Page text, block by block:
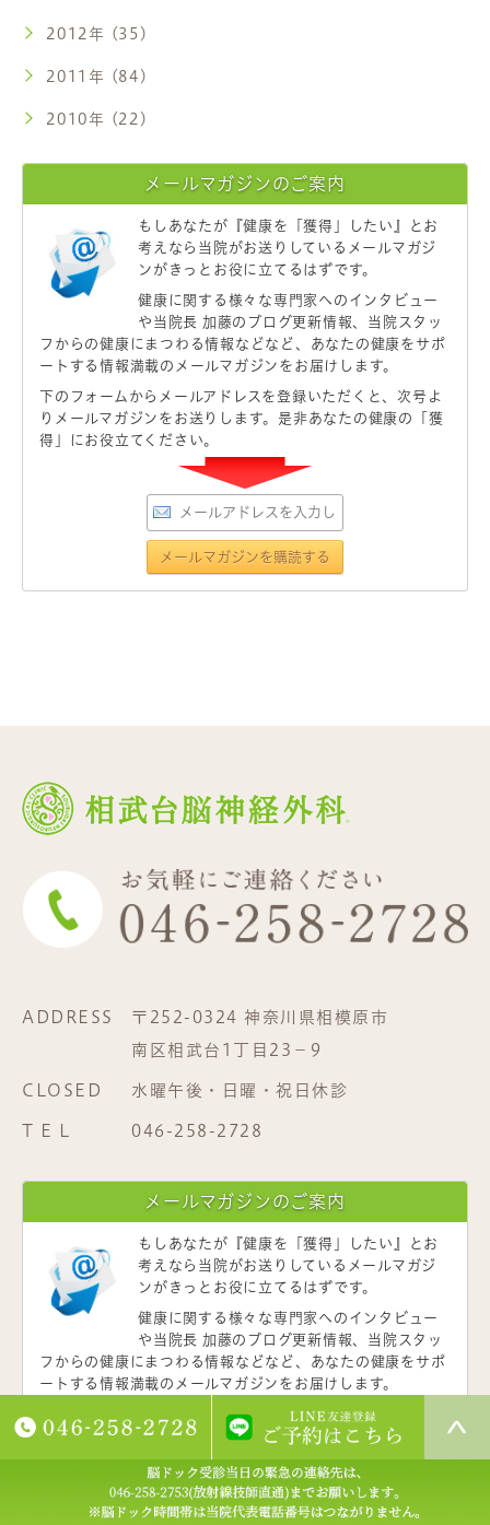
2012年 (35)
2011年 (84)
2010年 (22)
メールマガジンのご案内
もしあなたが 『健康を「獲得」したい』
とお
考えなら当院がお送りしているメールマガジ
ンがきっとお役に立てるはずです。
健康に関する様々な専門家へのインタビュー
や当院長 加藤のブログ更新情報、当院スタッ
フからの健康にまつわる情報などなど、あなたの健康をサポ
ートする情報満載のメールマガジンをお届けします。
下のフォームからメールアドレスを登録いただくと、次号よ
りメールマガジンをお送りします。是非あなたの健康の「獲
得」にお役立てください。
ADDRESS
〒252-0324 神奈川県相模原市
南区相武台1丁目23−9
CLOSED 水曜午後・日曜・祝日休診
T E L 046-258-2728
メールマガジンのご案内
もしあなたが 『健康を「獲得」したい』
とお
考えなら当院がお送りしているメールマガジ
ンがきっとお役に立てるはずです。
健康に関する様々な専門家へのインタビュー
や当院長 加藤のブログ更新情報、当院スタッ
フからの健康にまつわる情報などなど、あなたの健康をサポ
ートする情報満載のメールマガジンをお届けします。
下のフォームからメールアドレスを登録いただくと、次号よ
りメールマガジンをお送りします。是非あなたの健康の「獲
得」にお役立てください。